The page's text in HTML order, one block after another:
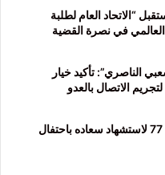
“الاتحاد العام لطلبة
في نصرة القضية
الناصري”: تأكيد خيار
الاتصال بالعدو
منفذية عكار في القومي تحيي الذكرى 77 لاستشهاد سعاده باحتفال